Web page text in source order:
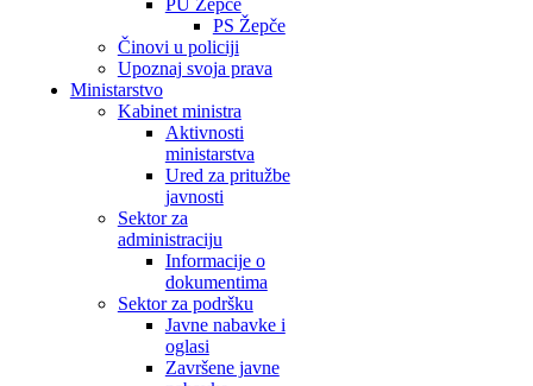
PU Žepče
PS Žepče
Činovi u policiji
Upoznaj svoja prava
Ministarstvo
Kabinet ministra
Aktivnosti
ministarstva
Ured za pritužbe
javnosti
Sektor za
administraciju
Informacije o
dokumentima
Sektor za podršku
Javne nabavke i
oglasi
Završene javne